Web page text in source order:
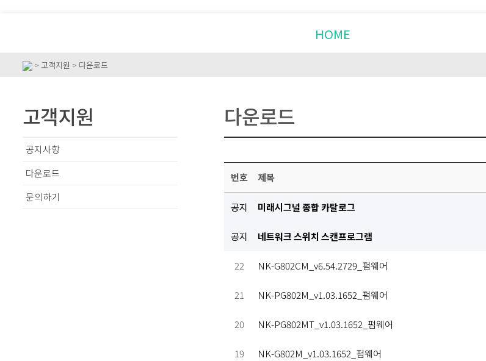
HOME
> 고객지원 > 다운로드
다운로드
번호 제목
공지 미래시그널 종합 카탈로그
공지 네트워크 스위치 스캔프로그램
22 NK-G802CM_v6.54.2729_펌웨어
21 NK-PG802M_v1.03.1652_펌웨어
20 NK-PG802MT_v1.03.1652_펌웨어
19 NK-G802M_v1.03.1652_펌웨어
고객지원
공지사항
다운로드
문의하기